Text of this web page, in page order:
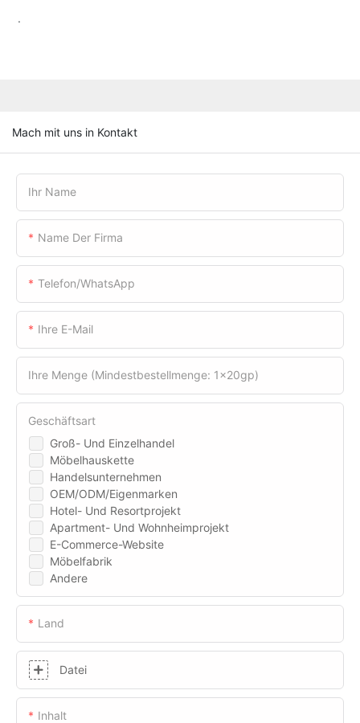
.
Mach mit uns in Kontakt
Ihr Name
Name Der Firma
Telefon/WhatsApp
Ihre E-Mail
Ihre Menge (Mindestbestellmenge: 1x20gp)
Groß- Und Einzelhandel
Möbelhauskette
Handelsunternehmen
OEM/ODM/Eigenmarken
Hotel- Und Resortprojekt
Apartment- Und Wohnheimprojekt
E-Commerce-Website
Möbelfabrik
Andere
Geschäftsart
Land
Datei
Inhalt